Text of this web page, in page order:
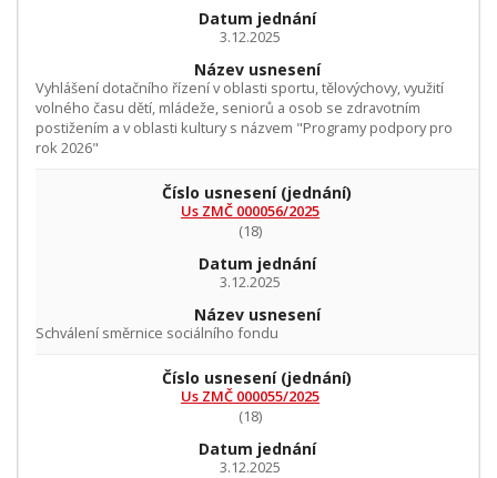
Datum jednání
3.12.2025
Název usnesení
Vyhlášení dotačního řízení v oblasti sportu, tělovýchovy, využití
volného času dětí, mládeže, seniorů a osob se zdravotním
postižením a v oblasti kultury s názvem "Programy podpory pro
rok 2026"
Číslo usnesení(jednání)
Us ZMČ 000056/2025
(18)
Datum jednání
3.12.2025
Název usnesení
Schválení směrnice sociálního fondu
Číslo usnesení(jednání)
Us ZMČ 000055/2025
(18)
Datum jednání
3.12.2025